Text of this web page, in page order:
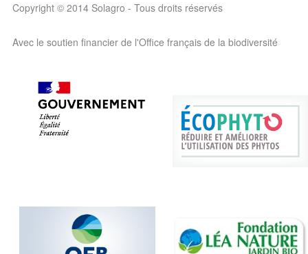
Copyright © 2014 Solagro - Tous droits réservés
Avec le soutien financier de l'Office français de la biodiversité